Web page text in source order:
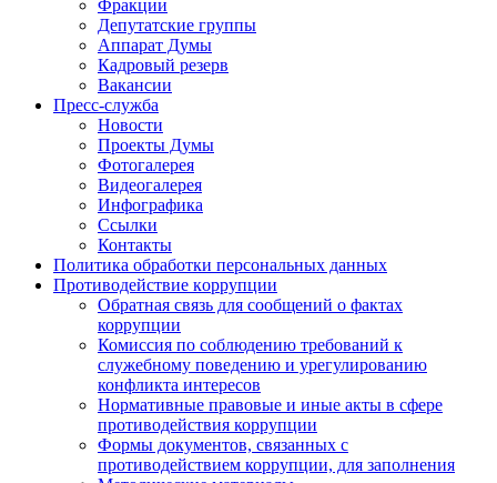
Фракции
Депутатские группы
Аппарат Думы
Кадровый резерв
Вакансии
Пресс-служба
Новости
Проекты Думы
Фотогалерея
Видеогалерея
Инфографика
Ссылки
Контакты
Политика обработки персональных данных
Прoтивoдeйствие кoрpупции
Обратная связь для сообщений о фактах
коррупции
Комиссия по соблюдению требований к
служебному поведению и урегулированию
конфликта интересов
Нормативные правовые и иные акты в сфере
противодействия коррупции
Формы документов, связанных с
противодействием коррупции, для заполнения